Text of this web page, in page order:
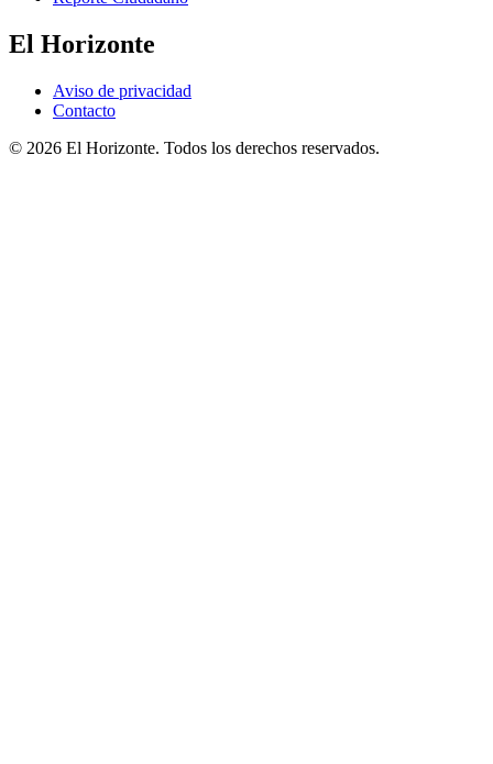
El Horizonte
Aviso de privacidad
Contacto
© 2026 El Horizonte. Todos los derechos reservados.